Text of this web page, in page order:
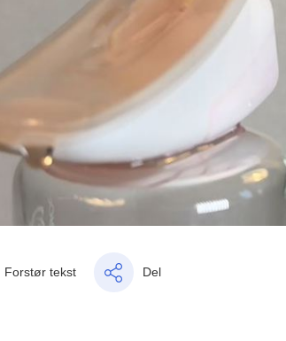
Forstør tekst Del